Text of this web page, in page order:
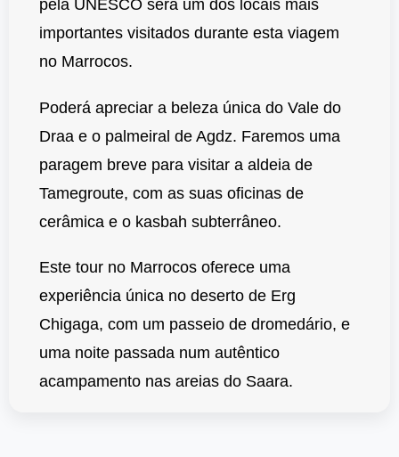
pela UNESCO será um dos locais mais
importantes visitados durante esta viagem
no Marrocos.
Poderá apreciar a beleza única do Vale do
Draa e o palmeiral de Agdz. Faremos uma
paragem breve para visitar a aldeia de
Tamegroute, com as suas oficinas de
cerâmica e o kasbah subterrâneo.
Este tour no Marrocos oferece uma
experiência única no deserto de Erg
Chigaga, com um passeio de dromedário, e
uma noite passada num autêntico
acampamento nas areias do Saara.